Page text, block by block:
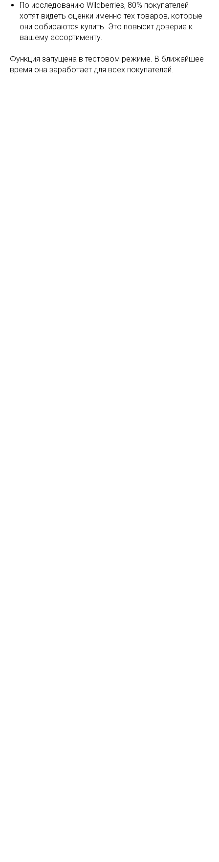
По исследованию Wildberries, 80% покупателей
хотят видеть оценки именно тех товаров, которые
они собираются купить. Это повысит доверие к
вашему ассортименту.
Функция запущена в тестовом режиме. В ближайшее
время она заработает для всех покупателей.